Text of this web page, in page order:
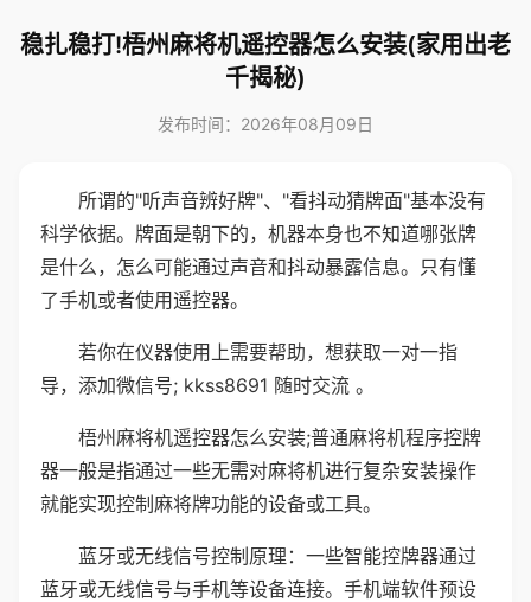
稳扎稳打!梧州麻将机遥控器怎么安装(家用出老
千揭秘)
发布时间：2026年08月09日
所谓的"听声音辨好牌"、"看抖动猜牌面"基本没有
科学依据。牌面是朝下的，机器本身也不知道哪张牌
是什么，怎么可能通过声音和抖动暴露信息。只有懂
了手机或者使用遥控器。
若你在仪器使用上需要帮助，想获取一对一指
导，添加微信号; kkss8691 随时交流 。
梧州麻将机遥控器怎么安装;普通麻将机程序控牌
器一般是指通过一些无需对麻将机进行复杂安装操作
就能实现控制麻将牌功能的设备或工具。
蓝牙或无线信号控制原理：一些智能控牌器通过
蓝牙或无线信号与手机等设备连接。手机端软件预设